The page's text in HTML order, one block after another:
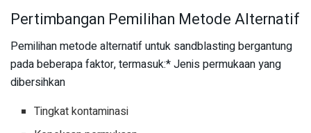
Pertimbangan Pemilihan Metode Alternatif
Pemilihan metode alternatif untuk sandblasting bergantung
pada beberapa faktor, termasuk:* Jenis permukaan yang
dibersihkan
Tingkat kontaminasi